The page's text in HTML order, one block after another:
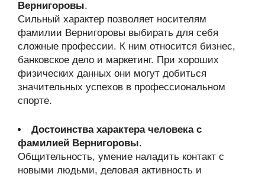
Вернигоровы.
Сильный характер позволяет носителям
фамилии Вернигоровы выбирать для себя
сложные профессии. К ним относится бизнес,
банковское дело и маркетинг. При хороших
физических данных они могут добиться
значительных успехов в профессиональном
спорте.
Достоинства характера человека с
фамилией Вернигоровы.
Общительность, умение наладить контакт с
новыми людьми, деловая активность и